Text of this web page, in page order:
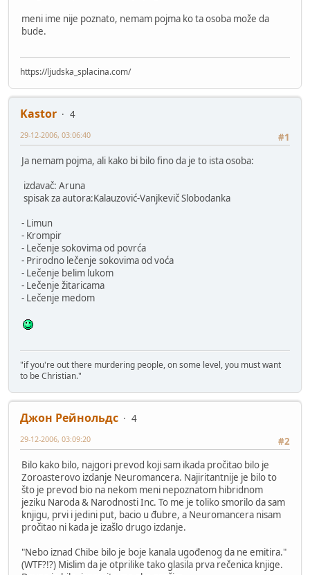
meni ime nije poznato, nemam pojma ko ta osoba može da
bude.
https://ljudska_splacina.com/
Kastor
4
#1
29-12-2006, 03:06:40
Ja nemam pojma, ali kako bi bilo fino da je to ista osoba:
izdavač: Aruna
spisak za autora:Kalauzović-Vanjkevič Slobodanka
- Limun
- Krompir
- Lečenje sokovima od povrća
- Prirodno lečenje sokovima od voća
- Lečenje belim lukom
- Lečenje žitaricama
- Lečenje medom
"if you're out there murdering people, on some level, you must want
to be Christian."
Джон Рейнольдс
4
#2
29-12-2006, 03:09:20
Bilo kako bilo, najgori prevod koji sam ikada pročitao bilo je
Zoroasterovo izdanje Neuromancera. Najiritantnije je bilo to
što je prevod bio na nekom meni nepoznatom hibridnom
jeziku Naroda & Narodnosti Inc. To me je toliko smorilo da sam
knjigu, prvi i jedini put, bacio u đubre, a Neuromancera nisam
pročitao ni kada je izašlo drugo izdanje.
"Nebo iznad Chibe bilo je boje kanala ugođenog da ne emitira."
(WTF?!?) Mislim da je otprilike tako glasila prva rečenica knjige.